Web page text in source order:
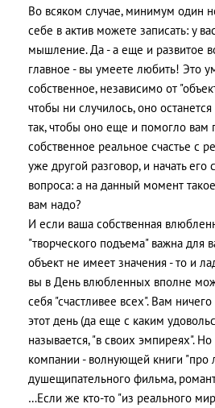
Во всяком случае, минимум один
себе в актив можете записать: у
мышление. Да - а еще и развитое
главное - вы умеете любить! Это
собственное, независимо от
чтобы ни случилось, оно
так, чтобы оно еще и помогло вам
собственное реальное счастье с
уже другой разговор, и начать его
вопроса: а на данный момент
вам надо?
И если ваша собственная
"творческого подъема" важна для
объект не имеет значения - то и
вы в День влюбленных вполне
себя "счастливее всех". Вам
этот день (да еще с каким
называется, "в своих эмпиреях".
компании - волнующей книги "про
душещипательного фильма,
…Если же кто-то "из реального